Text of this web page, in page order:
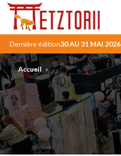
Contenu
principal
Dernière édition30 AU 31 MAI 2026
Accueil ›